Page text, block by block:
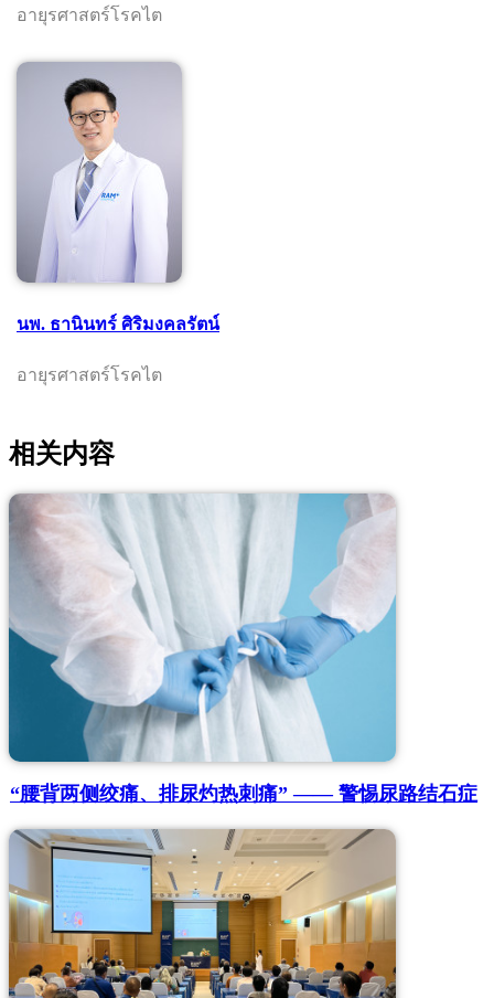
อายุรศาสตร์โรคไต
นพ. ธานินทร์ ศิริมงคลรัตน์
อายุรศาสตร์โรคไต
相关内容
“腰背两侧绞痛、排尿灼热刺痛” —— 警惕尿路结石症